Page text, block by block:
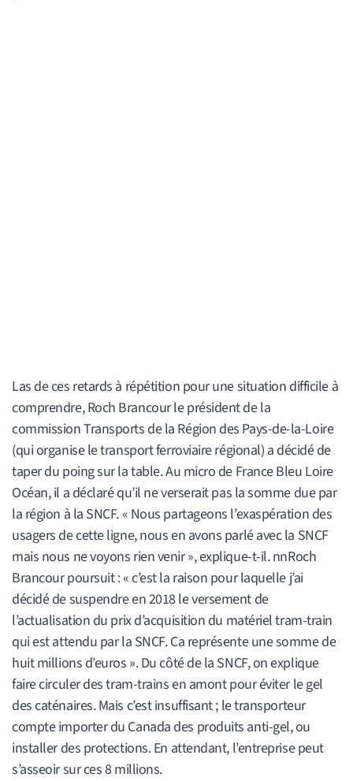
Las de ces retards à répétition pour une situation difficile à
comprendre, Roch Brancour le président de la
commission Transports de la Région des Pays-de-la-Loire
(qui organise le transport ferroviaire régional) a décidé de
taper du poing sur la table. Au micro de France Bleu Loire
Océan, il a déclaré qu’il ne verserait pas la somme due par
la région à la SNCF. « Nous partageons l’exaspération des
usagers de cette ligne, nous en avons parlé avec la SNCF
mais nous ne voyons rien venir », explique-t-il. nnRoch
Brancour poursuit : « c’est la raison pour laquelle j’ai
décidé de suspendre en 2018 le versement de
l’actualisation du prix d’acquisition du matériel tram-train
qui est attendu par la SNCF. Ca représente une somme de
huit millions d’euros ». Du côté de la SNCF, on explique
faire circuler des tram-trains en amont pour éviter le gel
des caténaires. Mais c’est insuffisant ; le transporteur
compte importer du Canada des produits anti-gel, ou
installer des protections. En attendant, l’entreprise peut
s’asseoir sur ces 8 millions.